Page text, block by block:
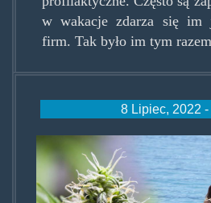
w wakacje zdarza się im
firm. Tak było im tym
8 Lipiec, 2022